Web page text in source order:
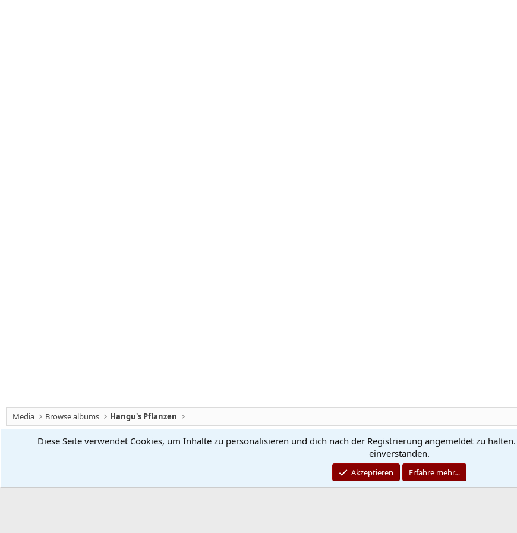
Media Browse albums Hangu's Pflanzen
Chiliforum Deutsch (Du)
Community platform by XenForo
© 2010-2026 XenForo Ltd.
Quality Add-Ons made withbyWMTech © 2026 WebMachine Technologies, Inc
Diese Seite verwendet Cookies, um Inhalte zu personalisieren und dich nach der Registrierung angemeldet zu
einverstanden.
Akzeptieren Erfahre mehr…